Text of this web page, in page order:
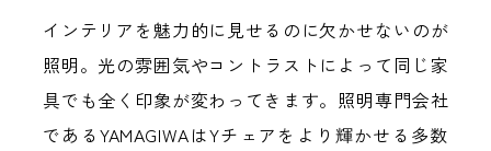
インテリアを魅力的に見せるのに欠かせないのが
照明。光の雰囲気やコントラストによって同じ家
具でも全く印象が変わってきます。照明専門会社
であるYAMAGIWAはYチェアをより輝かせる多数